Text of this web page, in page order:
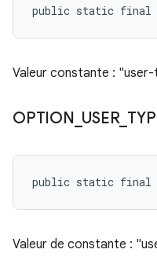
public static final
Valeur constante :
OPTION USER_
public static final
Valeur de constante :